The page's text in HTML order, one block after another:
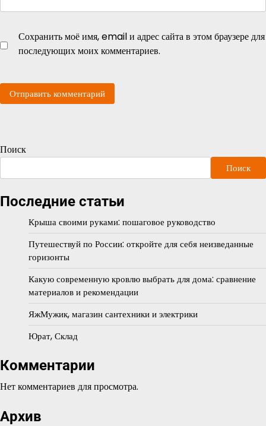
Сохранить моё имя, email и адрес сайта в этом браузере для
последующих моих комментариев.
Поиск
Поиск
Последние статьи
Крыша своими руками: пошаговое руководство
Путешествуй по России: откройте для себя неизведанные
горизонты
Какую современную кровлю выбрать для дома: сравнение
материалов и рекомендации
ЯжМужик, магазин сантехники и электрики
Юрат, Склад
Комментарии
Нет комментариев для просмотра.
Архив